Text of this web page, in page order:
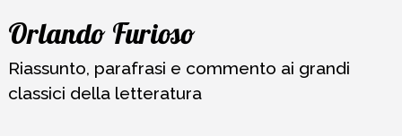
Vai
contenuto
Orlando Furioso
Riassunto, parafrasi e commento ai grandi
classici della letteratura